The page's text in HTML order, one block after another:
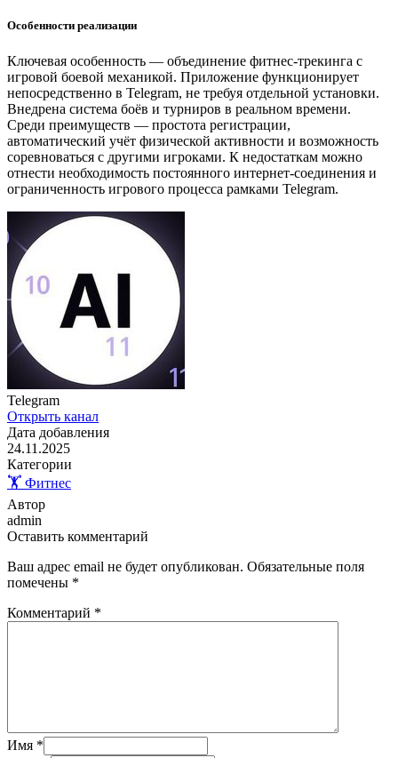
Особенности реализации
Ключевая особенность — объединение фитнес-трекинга с
игровой боевой механикой. Приложение функционирует
непосредственно в Telegram, не требуя отдельной установки.
Внедрена система боёв и турниров в реальном времени.
Среди преимуществ — простота регистрации,
автоматический учёт физической активности и возможность
соревноваться с другими игроками. К недостаткам можно
отнести необходимость постоянного интернет-соединения и
ограниченность игрового процесса рамками Telegram.
Telegram
Открыть канал
Дата добавления
24.11.2025
Категории
🏋️ Фитнес
Автор
admin
Оставить комментарий
Ваш адрес email не будет опубликован. Обязательные поля
помечены *
Комментарий *
Имя *